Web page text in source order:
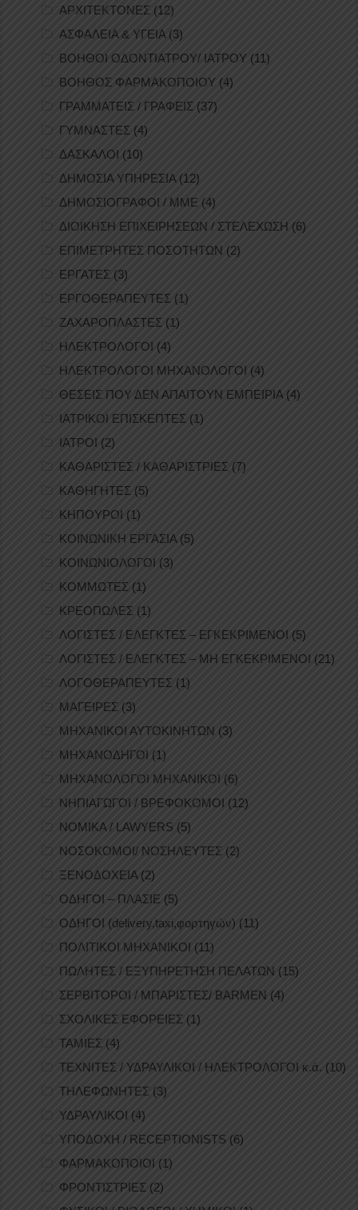
ΑΡΧΙΤΕΚΤΟΝΕΣ (12)
ΑΣΦΑΛΕΙΑ & ΥΓΕΙΑ (3)
ΒΟΗΘΟΙ ΟΔΟΝΤΙΑΤΡΟΥ/ ΙΑΤΡΟΥ (11)
ΒΟΗΘΟΣ ΦΑΡΜΑΚΟΠΟΙΟΥ (4)
ΓΡΑΜΜΑΤΕΙΣ / ΓΡΑΦΕΙΣ (37)
ΓΥΜΝΑΣΤΕΣ (4)
ΔΑΣΚΑΛΟΙ (10)
ΔΗΜΟΣΙΑ ΥΠΗΡΕΣΙΑ(12)
ΔΗΜΟΣΙΟΓΡΑΦΟΙ / ΜΜΕ (4)
ΔΙΟΙΚΗΣΗ ΕΠΙΧΕΙΡΗΣΕΩΝ / ΣΤΕΛΕΧΩΣΗ (6)
ΕΠΙΜΕΤΡΗΤΕΣ ΠΟΣΟΤΗΤΩΝ (2)
ΕΡΓΑΤΕΣ (3)
ΕΡΓΟΘΕΡΑΠΕΥΤΕΣ (1)
ΖΑΧΑΡΟΠΛΑΣΤΕΣ (1)
ΗΛΕΚΤΡΟΛΟΓΟΙ (4)
ΗΛΕΚΤΡΟΛΟΓΟΙ ΜΗΧΑΝΟΛΟΓΟΙ (4)
ΘΕΣΕΙΣ ΠΟΥ ΔΕΝ ΑΠΑΙΤΟΥΝ ΕΜΠΕΙΡΙΑ(4)
ΙΑΤΡΙΚΟΙ ΕΠΙΣΚΕΠΤΕΣ (1)
ΙΑΤΡΟΙ (2)
ΚΑΘΑΡΙΣΤΕΣ / ΚΑΘΑΡΙΣΤΡΙΕΣ (7)
ΚΑΘΗΓΗΤΕΣ (5)
ΚΗΠΟΥΡΟΙ (1)
ΚΟΙΝΩΝΙΚΗ ΕΡΓΑΣΙΑ(5)
ΚΟΙΝΩΝΙΟΛΟΓΟΙ (3)
ΚΟΜΜΩΤΕΣ (1)
ΚΡΕΟΠΩΛΕΣ (1)
ΛΟΓΙΣΤΕΣ / ΕΛΕΓΚΤΕΣ – ΕΓΚΕΚΡΙΜΕΝΟΙ (5)
ΛΟΓΙΣΤΕΣ / ΕΛΕΓΚΤΕΣ – ΜΗ ΕΓΚΕΚΡΙΜΕΝΟΙ (21)
ΛΟΓΟΘΕΡΑΠΕΥΤΕΣ (1)
ΜΑΓΕΙΡΕΣ (3)
ΜΗΧΑΝΙΚΟΙ ΑΥΤΟΚΙΝΗΤΩΝ (3)
ΜΗΧΑΝΟΔΗΓΟΙ (1)
ΜΗΧΑΝΟΛΟΓΟΙ ΜΗΧΑΝΙΚΟΙ (6)
ΝΗΠΙΑΓΩΓΟΙ / ΒΡΕΦΟΚΟΜΟΙ (12)
ΝΟΜΙΚΑ / LAWYERS (5)
ΝΟΣΟΚΟΜΟΙ/ ΝΟΣΗΛΕΥΤΕΣ (2)
ΞΕΝΟΔΟΧΕΙΑ(2)
ΟΔΗΓΟΙ – ΠΛΑΣΙΕ (5)
ΟΔΗΓΟΙ (delivery,taxi,φορτηγών) (11)
ΠΟΛΙΤΙΚΟΙ ΜΗΧΑΝΙΚΟΙ (11)
ΠΩΛΗΤΕΣ / ΕΞΥΠΗΡΕΤΗΣΗ ΠΕΛΑΤΩΝ (15)
ΣΕΡΒΙΤΟΡΟΙ / ΜΠΑΡΙΣΤΕΣ/ BARMEN (4)
ΣΧΟΛΙΚΕΣ ΕΦΟΡΕΙΕΣ (1)
ΤΑΜΙΕΣ (4)
ΤΕΧΝΙΤΕΣ / ΥΔΡΑΥΛΙΚΟΙ / ΗΛΕΚΤΡΟΛΟΓΟΙ κ.ά. (10)
ΤΗΛΕΦΩΝΗΤΕΣ (3)
ΥΔΡΑΥΛΙΚΟΙ (4)
ΥΠΟΔΟΧΗ / RECEPTIONISTS (6)
ΦΑΡΜΑΚΟΠΟΙΟΙ (1)
ΦΡΟΝΤΙΣΤΡΙΕΣ (2)